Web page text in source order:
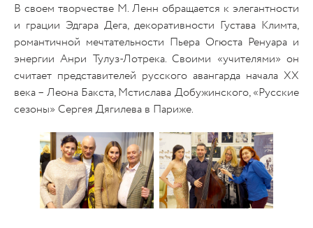
В своем творчестве М. Ленн обращается к элегантности
и грации Эдгара Дега, декоративности Густава Климта,
романтичной мечтательности Пьера Огюста Ренуара и
энергии Анри Тулуз-Лотрека. Своими «учителями» он
считает представителей русского авангарда начала XX
века – Леона Бакста, Мстислава Добужинского, «Русские
сезоны» Сергея Дягилева в Париже.